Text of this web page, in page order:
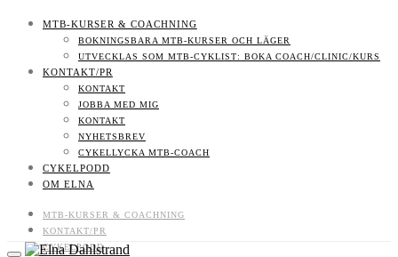
MTB-KURSER & COACHNING
BOKNINGSBARA MTB-KURSER OCH LÄGER
UTVECKLAS SOM MTB-CYKLIST: BOKA COACH/CLINIC/KURS
KONTAKT/PR
KONTAKT
JOBBA MED MIG
KONTAKT
NYHETSBREV
CYKELLYCKA MTB-COACH
CYKELPODD
OM ELNA
MTB-KURSER & COACHNING
KONTAKT/PR
CYKELPODD